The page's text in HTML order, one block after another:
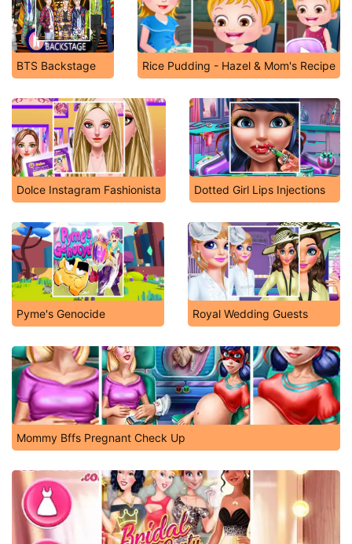
BTS Backstage Rice Pudding - Hazel & Mom's Recipe
Dolce Instagram Fashionista Dotted Girl Lips Injections
Pyme's Genocide Royal Wedding Guests
Mommy Bffs Pregnant Check Up